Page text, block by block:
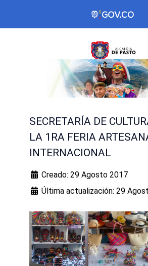
SECRETARÍA DE
LA 1RA FERIA
INTERNACIONAL
Creado: 29 Agosto 2017
Última actualización: 29